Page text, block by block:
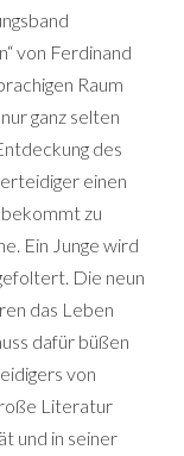
von Ferdinand
Raum
ganz selten
des
einen
zu
Ein Junge wird
Die neun
das Leben
dafür büßen
von
Literatur
und in seiner